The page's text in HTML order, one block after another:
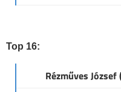
Top 16:
Rézműves